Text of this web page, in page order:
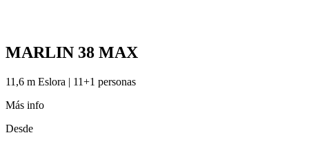
MARLIN 38 MAX
11,6 m Eslora | 11+1 personas
Más info
Desde